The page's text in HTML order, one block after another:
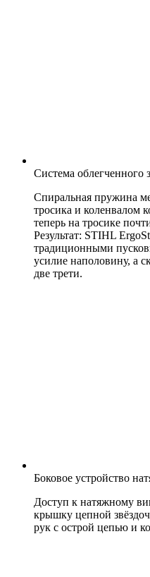
Система облегченного
Спиральная пружина
тросика и коленвалом
теперь на тросике
Результат: STIHL
традиционными
усилие наполовину, а
две трети.
Боковое устройство
Доступ к натяжному
крышку цепной
рук с острой цепью и